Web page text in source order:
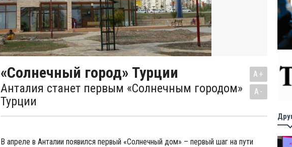
«Солнечный город» Турции
Анталия станет первым «Солнечным городом»
Турции
A+
A-
В апреле в Анталии появился первый «Солнечный дом» – первый шаг на пути